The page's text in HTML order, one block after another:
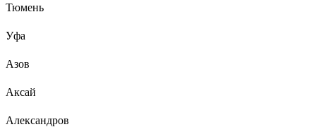
Тюмень
Уфа
Азов
Аксай
Александров